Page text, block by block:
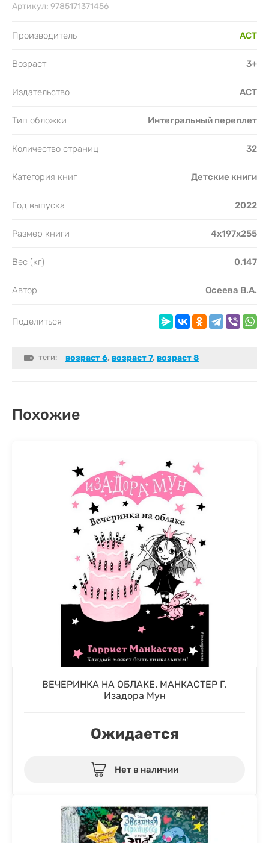
Артикул: 9785171371456
Производитель АСТ
Возраст 3+
Издательство АСТ
Тип обложки Интегральный переплет
Количество страниц 32
Категория книг Детские книги
Год выпуска 2022
Размер книги 4x197x255
Вес (кг) 0.147
Автор Осеева В.А.
Поделиться
теги: возраст 6, возраст 7, возраст 8
Похожие
ВЕЧЕРИНКА НА ОБЛАКЕ. МАНКАСТЕР Г.
Изадора Мун
Ожидается
Нет в наличии